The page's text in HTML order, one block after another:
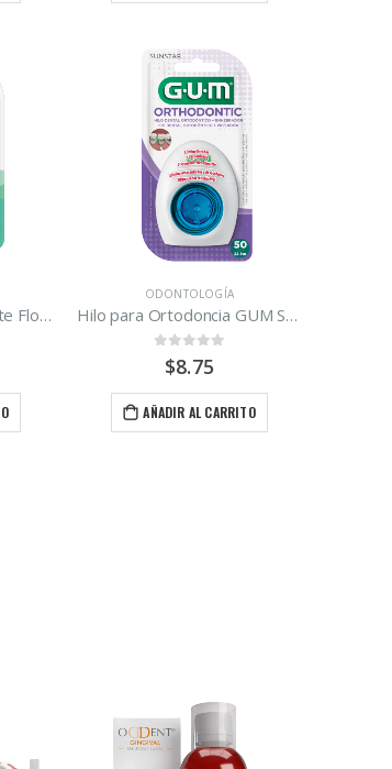
Hilo dental Orginal White Floss GUM
ODONTOLOGÍA
Hilo para Ortodoncia GUM Super Flos
out of 5
$8.75
AÑADIR AL CARRITO